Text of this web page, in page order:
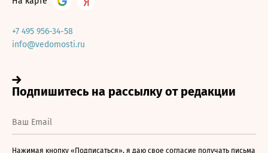
+7 495 956-34-58
info@vedomosti.ru
Нажимая кнопку «Подписаться», я даю свое согласие получать письма